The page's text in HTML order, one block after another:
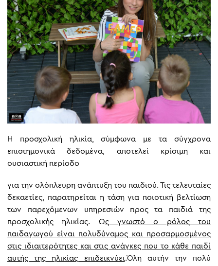
Η προσχολική ηλικία, σύμφωνα με τα σύγχρονα
επιστημονικά δεδομένα, αποτελεί κρίσιμη και
ουσιαστική περίοδο
για την ολόπλευρη ανάπτυξη του παιδιού. Τις τελευταίες
δεκαετίες, παρατηρείται η τάση για ποιοτική βελτίωση
των παρεχόμενων υπηρεσιών προς τα παιδιά της
προσχολικής ηλικίας. Ως γνωστό ο ρόλος του
παιδαγωγού είναι πολυδύναμος και προσαρμοσμένος
στις ιδιαιτερότητες και στις ανάγκες που το κάθε παιδί
αυτής της ηλικίας επιδεικνύει.Όλη αυτήν την πολύ